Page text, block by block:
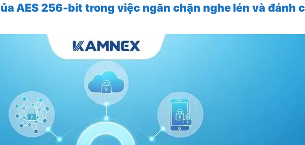
AES 256-bit trong việc ngăn chặn nghe lén và đánh